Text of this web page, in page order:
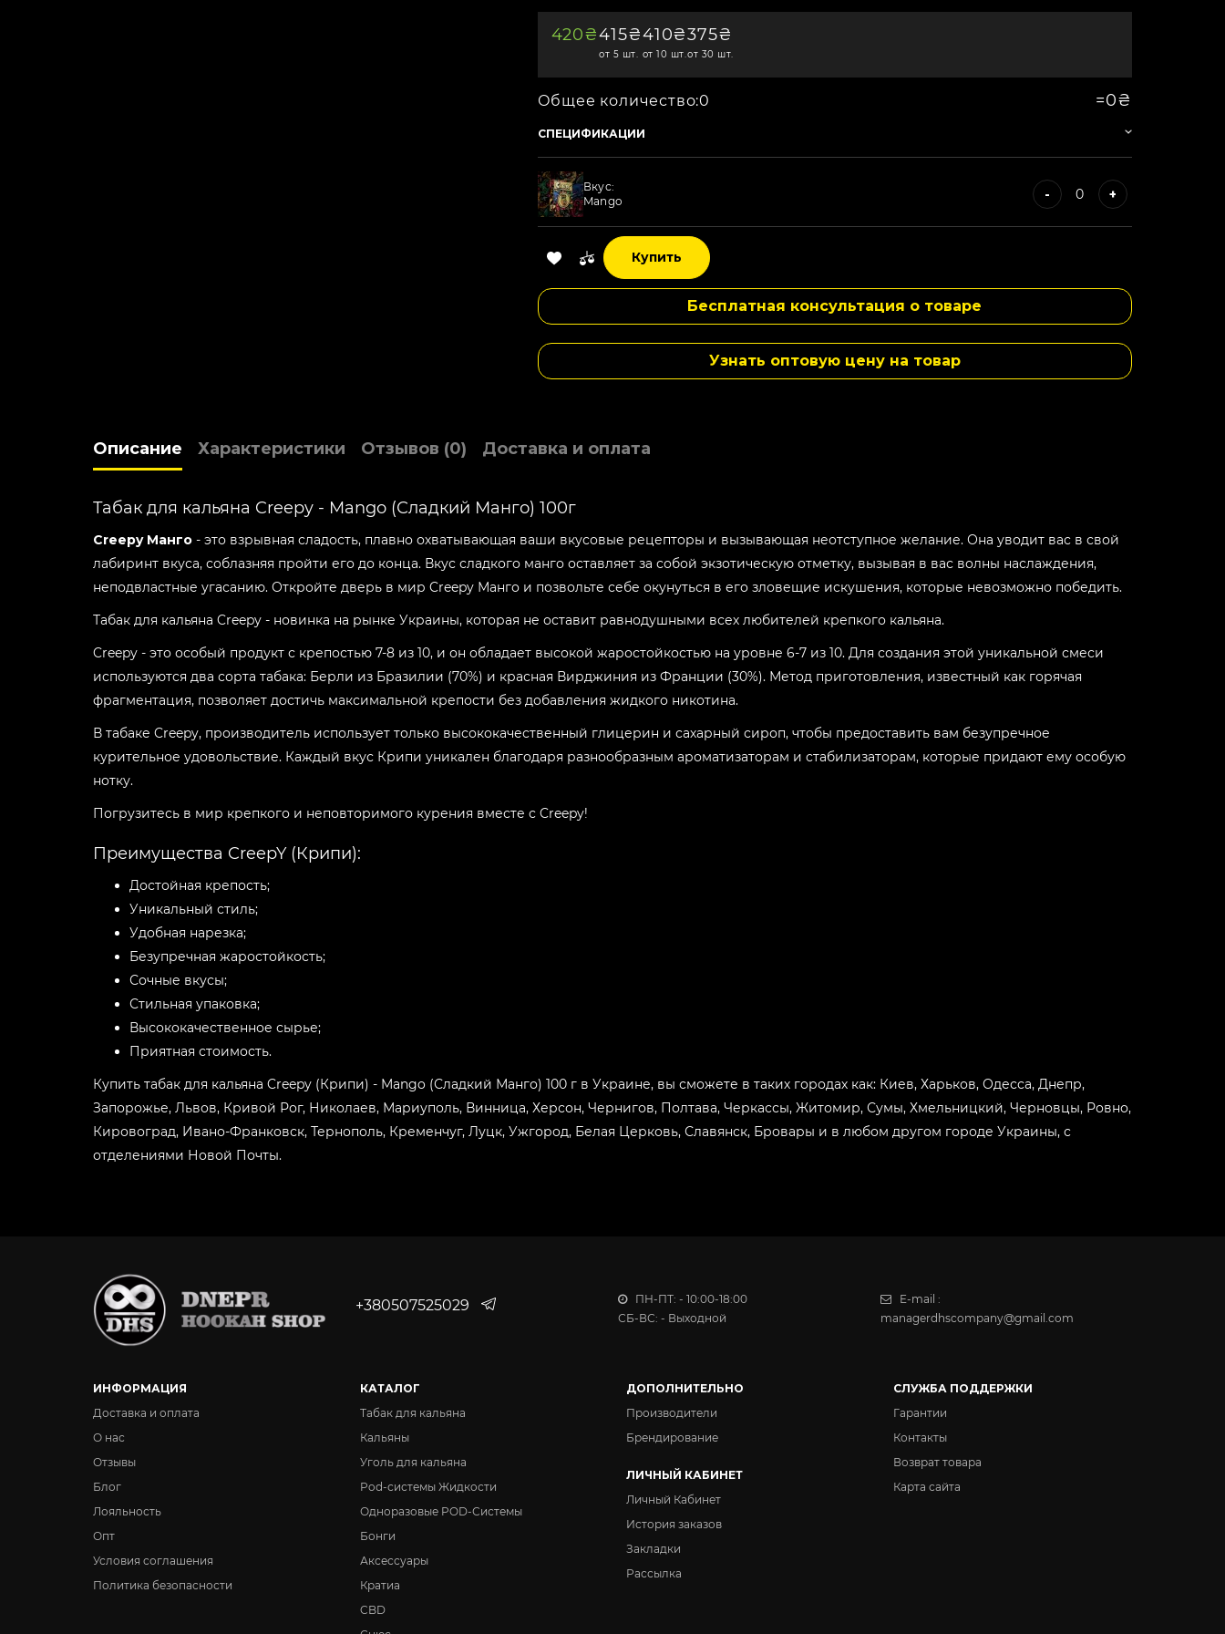
420₴415₴
от 5 шт.
410₴
от 10 шт.
375₴
от 30 шт.
Общее количество:0 =0₴
СПЕЦИФИКАЦИИ
Вкус:
Berry Halls
Вкус:
Blueberry
Вкус:
- +
Strawberry Dessert
Raspberry
Вкус:
Mango
- +
Pineapple
Cherry
Вкус:
Lemon
-
Вкус:
Frosty
-
Вкус:
-
Вкус:
-
Купить
Бесплатная консультация о товаре
Узнать оптовую цену на товар
Описание Характеристики Отзывов (0) Доставка и оплата
Табак для кальяна Creepy - Mango (Сладкий Манго) 100г
Creepy Манго - это взрывная сладость, плавно охватывающая ваши вкусовые рецепторы и вызывающая неотступное желание. Она уводит вас в свой
лабиринт вкуса, соблазняя пройти его до конца. Вкус сладкого манго оставляет за собой экзотическую отметку, вызывая в вас волны наслаждения,
неподвластные угасанию. Откройте дверь в мир Creepy Манго и позвольте себе окунуться в его зловещие искушения, которые невозможно победить.
Табак для кальяна Creepy - новинка на рынке Украины, которая не оставит равнодушными всех любителей крепкого кальяна.
Creepy - это особый продукт с крепостью 7-8 из 10, и он обладает высокой жаростойкостью на уровне 6-7 из 10. Для создания этой уникальной смеси
используются два сорта табака: Берли из Бразилии (70%) и красная Вирджиния из Франции (30%). Метод приготовления, известный как горячая
фрагментация, позволяет достичь максимальной крепости без добавления жидкого никотина.
В табаке Creepy, производитель использует только высококачественный глицерин и сахарный сироп, чтобы предоставить вам безупречное
курительное удовольствие. Каждый вкус Крипи уникален благодаря разнообразным ароматизаторам и стабилизаторам, которые придают ему особую
нотку.
Погрузитесь в мир крепкого и неповторимого курения вместе с Creepy!
Преимущества CreepY (Крипи):
Достойная крепость;
Уникальный стиль;
Удобная нарезка;
Безупречная жаростойкость;
Сочные вкусы;
Стильная упаковка;
Высококачественное сырье;
Приятная стоимость.
Купить табак для кальяна Creepy (Крипи) - Mango (Сладкий Манго) 100 г в Украине, вы сможете в таких городах как: Киев, Харьков, Одесса, Днепр,
Запорожье, Львов, Кривой Рог, Николаев, Мариуполь, Винница, Херсон, Чернигов, Полтава, Черкассы, Житомир, Сумы, Хмельницкий, Черновцы, Ровно,
Кировоград, Ивано-Франковск, Тернополь, Кременчуг, Луцк, Ужгород, Белая Церковь, Славянск, Бровары и в любом другом городе Украины, с
отделениями Новой Почты.
+380507525029
ПН-ПТ: - 10:00-18:00
СБ-ВС: - Выходной
E-mail :
managerdhscompany@gmail.com
ИНФОРМАЦИЯ
Доставка и оплата
О нас
Отзывы
Блог
Лояльность
Опт
Условия соглашения
Политика безопасности
КАТАЛОГ
Табак для кальяна
Кальяны
Уголь для кальяна
Pod-системы Жидкости
Одноразовые POD-Системы
Бонги
Аксессуары
Кратиа
CBD
ДОПОЛНИТЕЛЬНО
Производители
Брендирование
ЛИЧНЫЙ КАБИНЕТ
Личный Кабинет
История заказов
Закладки
Рассылка
СЛУЖБА ПОДДЕРЖКИ
Гарантии
Контакты
Возврат товара
Карта сайта